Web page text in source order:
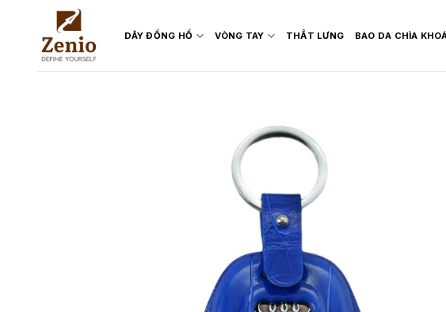
content
DÂY ĐỒNG HỒ VÒNG TAY THẮT LƯNG BAO DA CHÌA